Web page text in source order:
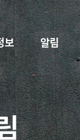
보 알림